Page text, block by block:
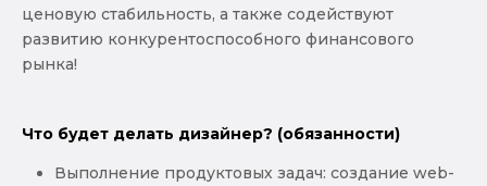
ценовую стабильность, а также содействуют
развитию конкурентоспособного финансового
рынка!
Что будет делать дизайнер? (обязанности)
Выполнение продуктовых задач: создание web-